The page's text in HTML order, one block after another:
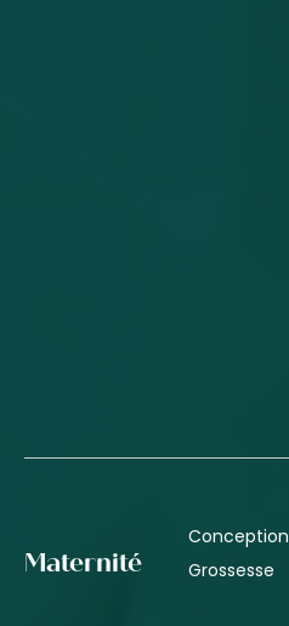
Maternité
Conception
Grossesse